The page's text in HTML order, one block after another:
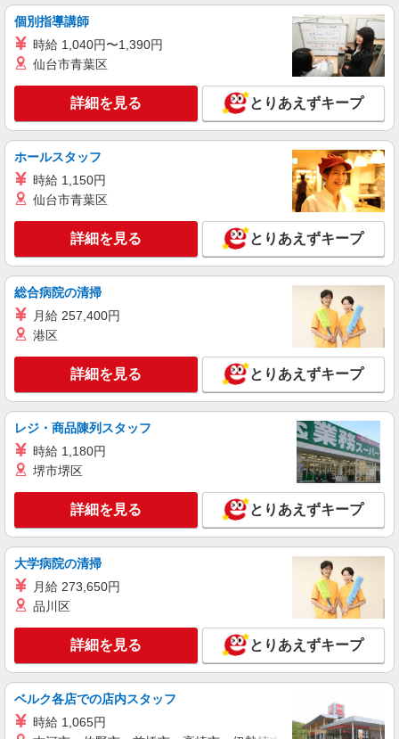
詳細を見る
パート
ライフ北赤羽店（店舗コード827）
惣菜
時給1,235円以上
ライフ北赤羽店 東京都北区浮間3-2-9
キープ 詳細を見る
ライフ北赤羽店（店舗コード827）
レジ
ライフ北赤羽店 東京都北区浮間3-2-9
キープ 詳細を見る
パート
ライフアクトピア北赤羽店（店舗コード843）
レジ
17時以降 時給1,335円以上 20時以降 時給1,435円
ライフアクトピア北赤羽店 東京都北区赤羽北
2-31-22 アクトピア参番館1階
キープ 詳細を見る
パート
生活協同組合コープみらい コープ田端店
水産品の加工・品出し等
時給1395円〜時給1545円※時間・曜日によ
る ※加給含む 時給1395円〜 ※9時迄 時給＋
100円 ※16時（17時）以降 時給＋150円 ※日・
祝日 時給＋150円
キープ 詳細を見る
個別指導講師
時給 1,040円〜1,390円
仙台市青葉区
詳細を見る とりあえずキープ
ホールスタッフ
時給 1,150円
仙台市青葉区
詳細を見る とりあえずキープ
総合病院の清掃
月給 257,400円
港区
詳細を見る とりあえずキープ
レジ・商品陳列スタッフ
時給 1,180円
堺市堺区
詳細を見る とりあえずキープ
大学病院の清掃
月給 273,650円
品川区
詳細を見る とりあえずキープ
ベルク各店での店内スタッフ
時給 1,065円